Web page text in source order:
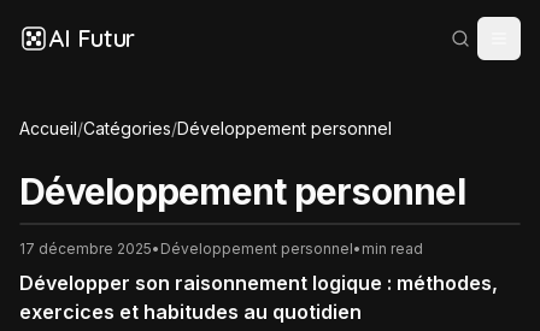
AI Futur
Accueil/Catégories/Développement personnel
Développement personnel
17 décembre 2025• Développement personnel• min read
Développer son raisonnement logique : méthodes,
exercices et habitudes au quotidien